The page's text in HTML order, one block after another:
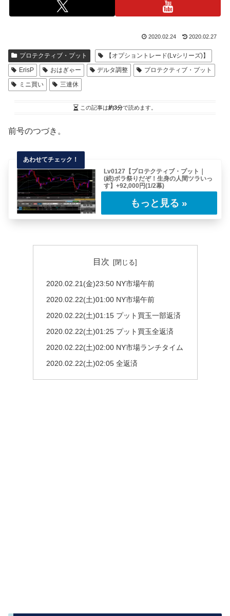
2020.02.24 2020.02.27
プロテクティブ・プット
【オプショントレード(Lvシリーズ)】
ErisP
おはぎゃー デルタ調整
プロテクティブ・プット
ミニ買い
三連休
この記事は約3分で読めます。
前号のつづき。
Lv0127【プロテクティブ・プット｜
(続)ボラ祭りだぞ！生身の人間ツラいっ
す】+92,000円(1/2幕)
ィブ・プット」で「ボラティリティ・トレー
目次
2020.02.21(金)23:50 NY市場午前
2020.02.22(土)01:00 NY市場午前
2020.02.22(土)01:15 プット買玉一部返済
2020.02.22(土)01:25 プット買玉全返済
2020.02.22(土)02:00 NY市場ランチタイム
2020.02.22(土)02:05 全返済